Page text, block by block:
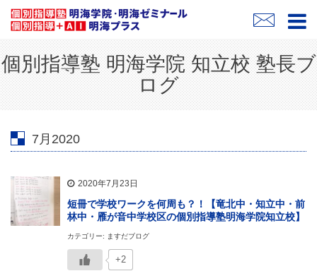
個別指導塾 明海学院 知立校 塾長ブ
ログ
7月2020
2020年7月23日
短冊で学校ワークを何周も？！【竜北中・知立中・前
林中・雁が音中学校区の個別指導塾明海学院知立校】
カテゴリー: ますだブログ
+2